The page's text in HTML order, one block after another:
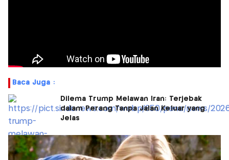
Baca Juga :
Dilema Trump Melawan Iran: Terjebak
dalam Perang Tanpa Jalan Keluar yang
Jelas